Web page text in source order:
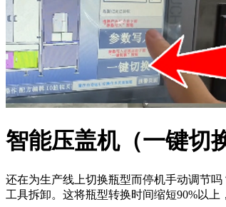
智能压盖机（一键切
还在为生产线上切换瓶型而停机手动调节
工具拆卸。这将瓶型转换时间缩短90%以